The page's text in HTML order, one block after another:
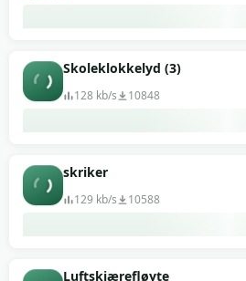
Skoleklokkelyd (3)
128 kb/s 10848
skriker
129 kb/s 10588
Luftskjærefløyte